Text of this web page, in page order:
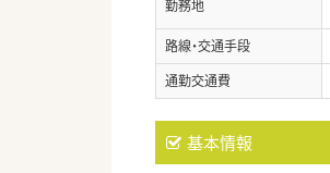
勤務地
路線・交通手段
通勤交通費
基本情報